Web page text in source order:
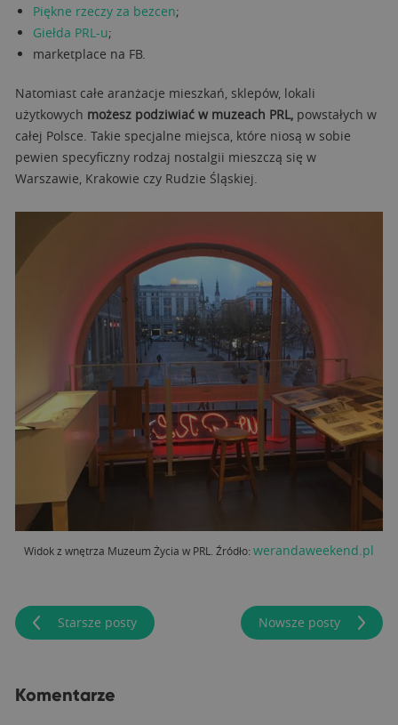
Piękne rzeczy za bezcen;
Giełda PRL-u;
marketplace na FB.
Natomiast całe aranżacje mieszkań, sklepów, lokali
użytkowych możesz podziwiać w muzeach PRL, powstałych w
całej Polsce. Takie specjalne miejsca, które niosą w sobie
pewien specyficzny rodzaj nostalgii mieszczą się w
Warszawie, Krakowie czy Rudzie Śląskiej.
Widok z wnętrza Muzeum Życia w PRL. Źródło: werandaweekend.pl
Starsze posty Nowsze posty
Komentarze